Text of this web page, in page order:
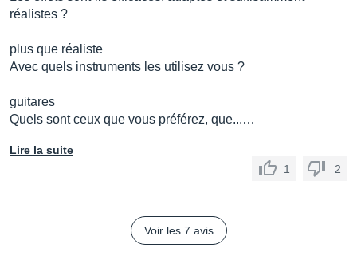
réalistes ?
plus que réaliste
Avec quels instruments les utilisez vous ?
guitares
Quels sont ceux que vous préférez, que...…
Lire la suite
1
2
Voir les 7 avis